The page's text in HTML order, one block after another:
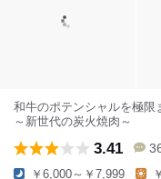
和牛のポテンシャルを極限
～新世代の炭火焼肉～
3.41
￥6,000～￥7,999